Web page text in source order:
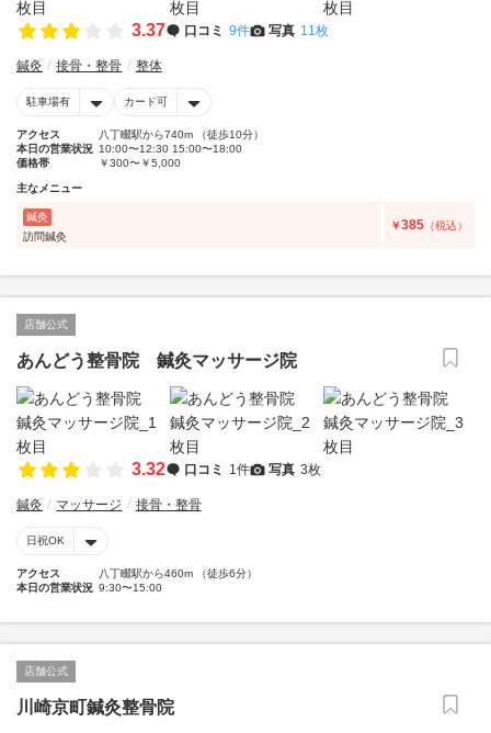
3.37 口コミ 9件 写真 11枚
鍼灸 接骨・整骨 整体
駐車場有 カード可
アクセス
八丁畷駅から740m （徒歩10分）
本日の営業状況 10:00〜12:30 15:00〜18:00
価格帯
￥300〜￥5,000
主なメニュー
鍼灸
訪問鍼灸
￥385 （税込）
店舗公式
あんどう整骨院 鍼灸マッサージ院
3.32 口コミ 1件 写真 3枚
鍼灸 マッサージ 接骨・整骨
日祝OK
アクセス
八丁畷駅から460m （徒歩6分）
本日の営業状況 9:30〜15:00
店舗公式
川崎京町鍼灸整骨院